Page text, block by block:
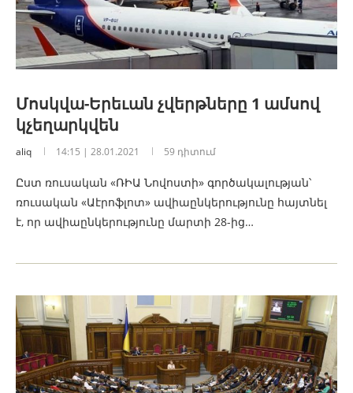
Մոսկվա-Երեւան չվերթները 1 ամսով
կչեղարկվեն
aliq 14:15 | 28.01.2021 59 դիտում
Ըստ ռուսական «ՌԻԱ Նովոստի» գործակալության՝
ռուսական «Աէրոֆլոտ» ավիաընկերությունը հայտնել
է, որ ավիաընկերությունը մարտի 28-ից…